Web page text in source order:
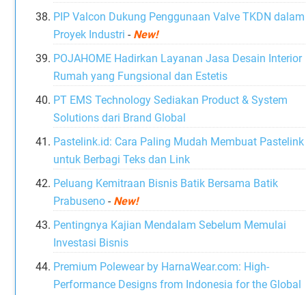
PIP Valcon Dukung Penggunaan Valve TKDN dalam
Proyek Industri - New!
POJAHOME Hadirkan Layanan Jasa Desain Interior
Rumah yang Fungsional dan Estetis
PT EMS Technology Sediakan Product & System
Solutions dari Brand Global
Pastelink.id: Cara Paling Mudah Membuat Pastelink
untuk Berbagi Teks dan Link
Peluang Kemitraan Bisnis Batik Bersama Batik
Prabuseno - New!
Pentingnya Kajian Mendalam Sebelum Memulai
Investasi Bisnis
Premium Polewear by HarnaWear.com: High-
Performance Designs from Indonesia for the Global